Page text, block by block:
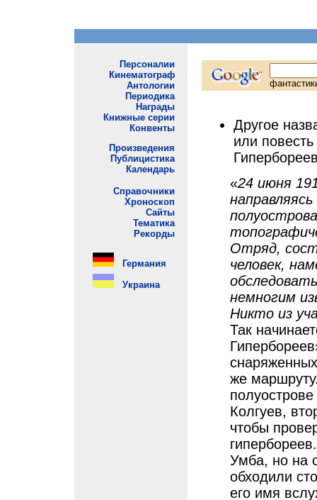
Другое
или
«24 июня
Отряд,
человек,
немногим
Никто из
Так
же
Колгуев,
чтобы
Умба, но на
обходили
его имя